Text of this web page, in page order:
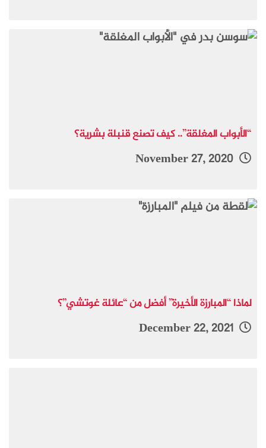
“الأبواب المغلقة”.. كيف تصنع قنبلة بشرية؟
لماذا “المبارزة الأخيرة” أفضل من “عائلة غوتشي”؟